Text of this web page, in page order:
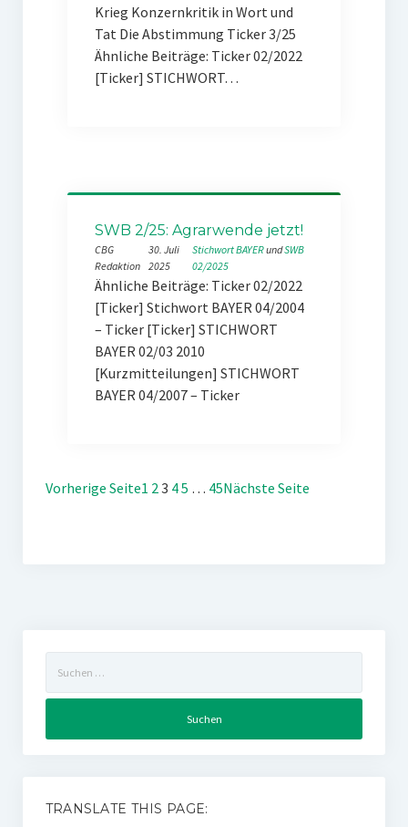
Krieg Konzernkritik in Wort und
Tat Die Abstimmung Ticker 3/25
Ähnliche Beiträge: Ticker 02/2022
[Ticker] STICHWORT…
SWB 2/25: Agrarwende jetzt!
CBG
Redaktion
30. Juli
2025
Stichwort BAYER und SWB
02/2025
Ähnliche Beiträge: Ticker 02/2022
[Ticker] Stichwort BAYER 04/2004
– Ticker [Ticker] STICHWORT
BAYER 02/03 2010
[Kurzmitteilungen] STICHWORT
BAYER 04/2007 – Ticker
Vorherige Seite1 23 45 … 45Nächste Seite
nach:
TRANSLATE THIS PAGE: